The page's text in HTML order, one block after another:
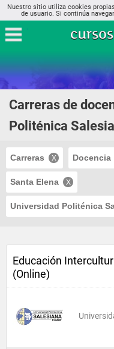
Nuestro sitio utiliza cookies
de usuario. Si continúa
Carreras de
Politénica
Carreras Docencia
Santa Elena
Universidad Politénica
Educación
(Online)